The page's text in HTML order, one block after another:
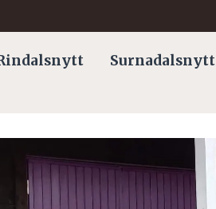
Surnadalsnytt